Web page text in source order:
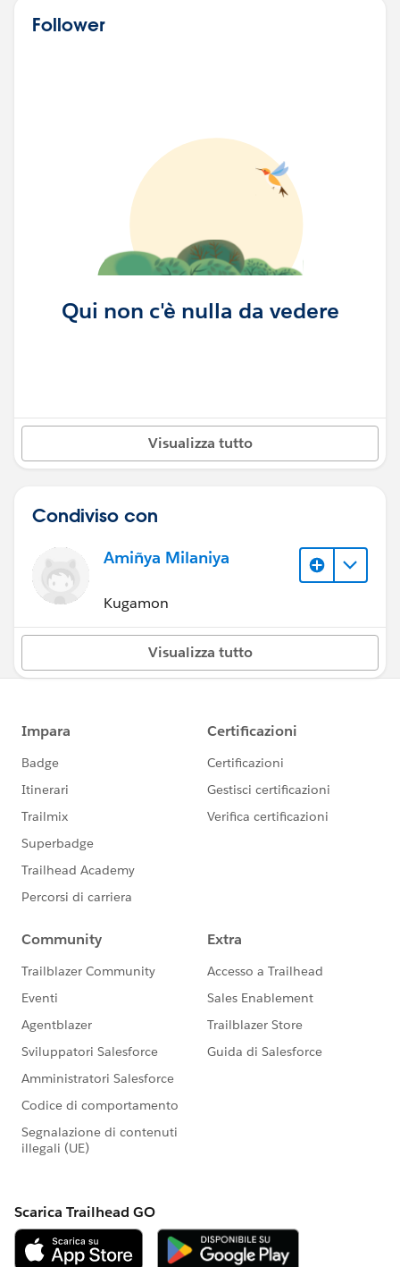
Follower
Qui non c'è nulla da vedere
Visualizza tutto
Condiviso con
Amiñya Milaniya
Kugamon
Visualizza tutto